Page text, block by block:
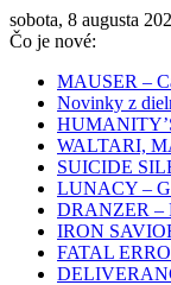
sobota, 8 augusta
Čo je nové:
MAUSER –
Novinky z
WALTARI,
SUICIDE
LUNACY –
DRANZER –
IRON
FATAL